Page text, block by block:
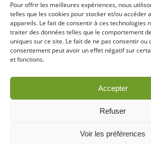
Pour offrir les meilleures expériences, nous
telles que les cookies pour stocker et/ou accéder
appareils. Le fait de consentir à ces technologies
traiter des données telles que le comportement
uniques sur ce site. Le fait de ne pas consentir ou
consentement peut avoir un effet négatif sur
et fonctions.
Accepter
Refuser
Voir les préférences
Fondation Pierre-Henri Ducret
Rue de l'industrie 30
CH-1030 Bussigny
secretariat@fondation-ducret.com